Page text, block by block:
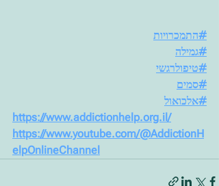
#התמכרויות
#גמילה
#טיפולרגשי
#סמים
#אלכואול
https://www.addictionhelp.org.il/
https://www.youtube.com/@AddictionH
elpOnlineChannel